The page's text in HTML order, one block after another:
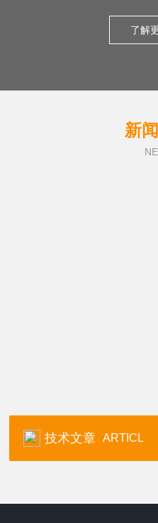
了解
新
技术文章 ARTICL